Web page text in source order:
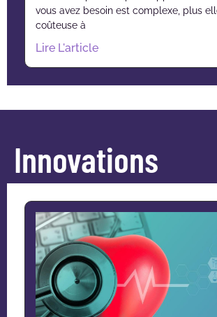
vous avez besoin est complexe, plus
coûteuse à
Lire L'article
Innovations